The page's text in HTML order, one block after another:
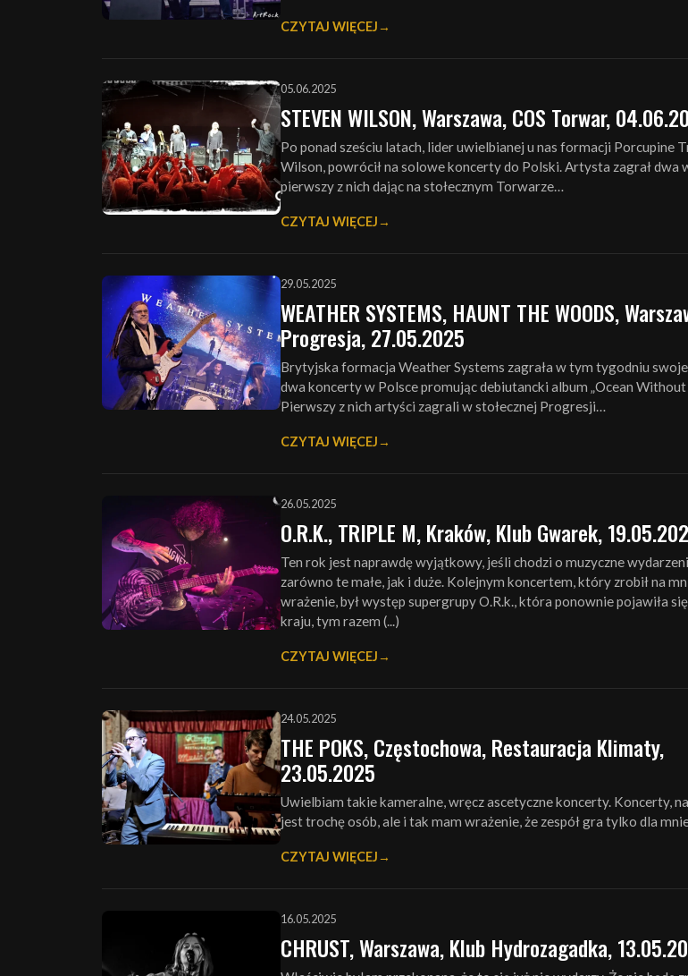
CZYTAJ WIĘCEJ
05.06.2025
STEVEN WILSON, Warszawa, COS Torwar,
Po ponad sześciu latach, lider uwielbianej u nas formacji Porcupine
Wilson, powrócił na solowe koncerty do Polski. Artysta zagrał dwa
pierwszy z nich dając na stołecznym Torwarze…
CZYTAJ WIĘCEJ
29.05.2025
WEATHER SYSTEMS, HAUNT THE WOODS,
Progresja, 27.05.2025
Brytyjska formacja Weather Systems zagrała w tym tygodniu
dwa koncerty w Polsce promując debiutancki album „Ocean Without
Pierwszy z nich artyści zagrali w stołecznej Progresji…
CZYTAJ WIĘCEJ
26.05.2025
O.R.K., TRIPLE M, Kraków, Klub Gwarek,
Ten rok jest naprawdę wyjątkowy, jeśli chodzi o muzyczne
zarówno te małe, jak i duże. Kolejnym koncertem, który zrobił na
wrażenie, był występ supergrupy O.R.k., która ponownie pojawiła
kraju, tym razem (...)
CZYTAJ WIĘCEJ
24.05.2025
THE POKS, Częstochowa, Restauracja Klimaty,
23.05.2025
Uwielbiam takie kameralne, wręcz ascetyczne koncerty. Koncerty,
jest trochę osób, ale i tak mam wrażenie, że zespół gra tylko dla
CZYTAJ WIĘCEJ
16.05.2025
CHRUST, Warszawa, Klub Hydrozagadka,